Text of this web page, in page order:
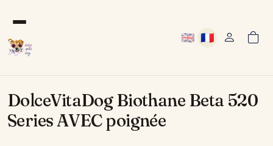
🇬🇧
Anglais
🇫🇷
Français
User
DolceVitaDog Biothane Beta 520
Series AVEC poignée